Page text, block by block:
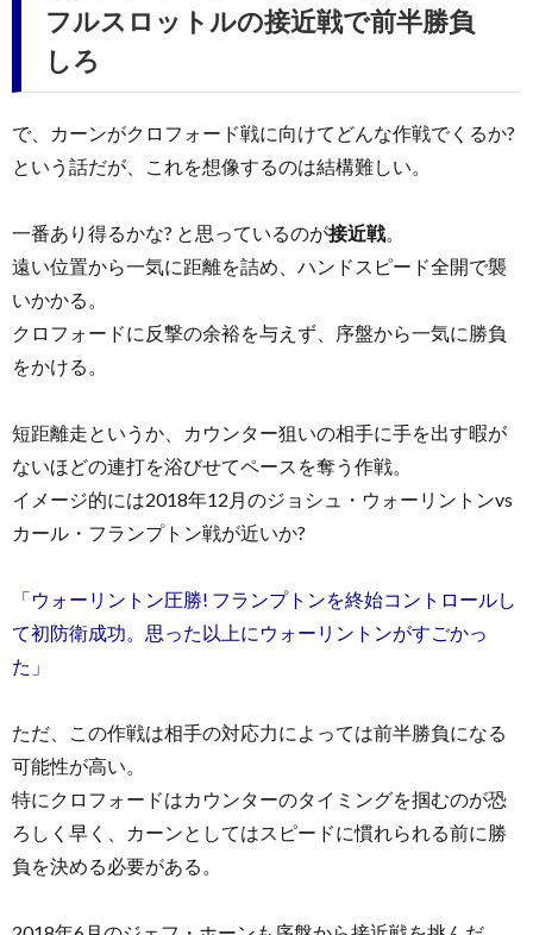
フルスロットルの接近戦で前半勝負
しろ
で、カーンがクロフォード戦に向けてどんな作戦でくるか?
という話だが、これを想像するのは結構難しい。
一番あり得るかな? と思っているのが接近戦。
遠い位置から一気に距離を詰め、ハンドスピード全開で襲
いかかる。
クロフォードに反撃の余裕を与えず、序盤から一気に勝負
をかける。
短距離走というか、カウンター狙いの相手に手を出す暇が
ないほどの連打を浴びせてペースを奪う作戦。
イメージ的には2018年12月のジョシュ・ウォーリントンvs
カール・フランプトン戦が近いか?
「ウォーリントン圧勝! フランプトンを終始コントロールし
て初防衛成功。思った以上にウォーリントンがすごかっ
た」
ただ、この作戦は相手の対応力によっては前半勝負になる
可能性が高い。
特にクロフォードはカウンターのタイミングを掴むのが恐
ろしく早く、カーンとしてはスピードに慣れられる前に勝
負を決める必要がある。